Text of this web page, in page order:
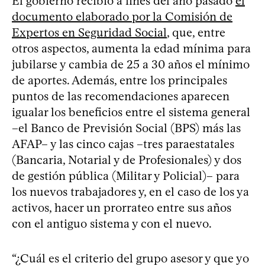
documento elaborado por la Comisión de
Expertos en Seguridad Social, que, entre
otros aspectos, aumenta la edad mínima para
jubilarse y cambia de 25 a 30 años el mínimo
de aportes. Además, entre los principales
puntos de las recomendaciones aparecen
igualar los beneficios entre el sistema general
–el Banco de Previsión Social (BPS) más las
AFAP– y las cinco cajas –tres paraestatales
(Bancaria, Notarial y de Profesionales) y dos
de gestión pública (Militar y Policial)– para
los nuevos trabajadores y, en el caso de los ya
activos, hacer un prorrateo entre sus años
con el antiguo sistema y con el nuevo.
“¿Cuál es el criterio del grupo asesor y que yo